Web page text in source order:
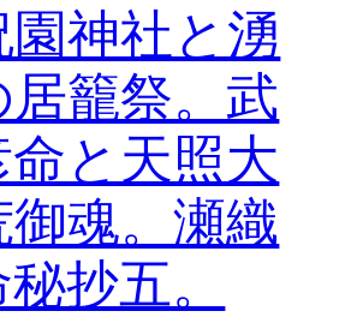
神社と湧
籠祭。武
と天照大
魂。瀬織
抄五。